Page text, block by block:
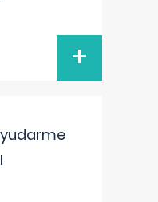
+